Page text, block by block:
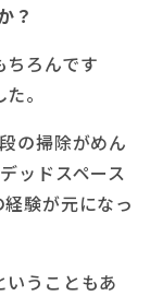
？
ろんです
。
の掃除がめん
ッドスペース
験が元になっ
うこともあ